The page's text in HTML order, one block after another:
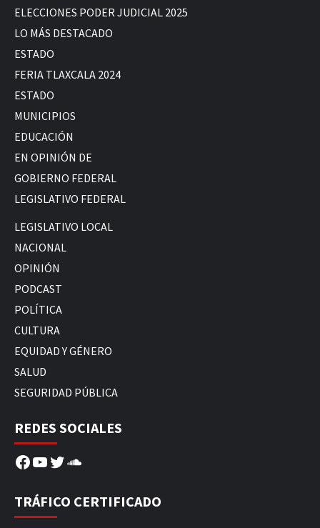
ELECCIONES PODER JUDICIAL 2025
LO MÁS DESTACADO
ESTADO
FERIA TLAXCALA 2024
ESTADO
MUNICIPIOS
EDUCACIÓN
EN OPINIÓN DE
GOBIERNO FEDERAL
LEGISLATIVO FEDERAL
LEGISLATIVO LOCAL
NACIONAL
OPINIÓN
PODCAST
POLÍTICA
CULTURA
EQUIDAD Y GÉNERO
SALUD
SEGURIDAD PÚBLICA
REDES SOCIALES
Facebook
YouTube
Twitter
SoundCloud
TRÁFICO CERTIFICADO